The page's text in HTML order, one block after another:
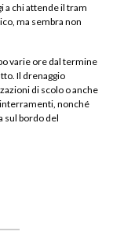
a chi attende il tram
ma sembra non
varie ore dal termine
Il drenaggio
di scolo o anche
nonché
sul bordo del